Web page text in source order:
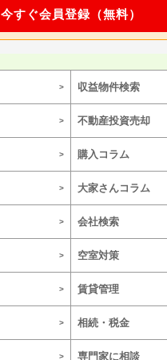
今すぐ会員登録（無料）
収益物件検索
不動産投資売却
購入コラム
大家さんコラム
会社検索
空室対策
賃貸管理
相続・税金
専門家に相談